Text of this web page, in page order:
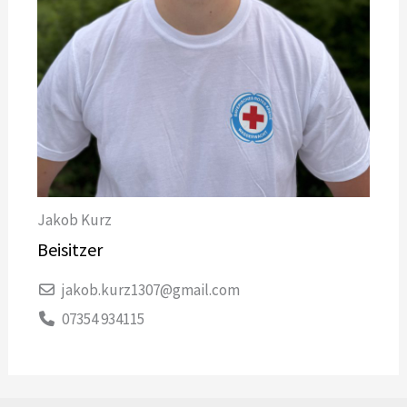
Jakob Kurz
Beisitzer
jakob.kurz1307@gmail.com
07354 934115